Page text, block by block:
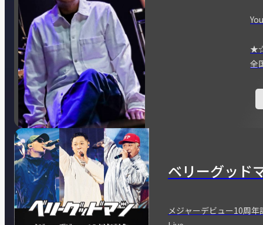
全
ベリーグッド
メジャーデビュー10周